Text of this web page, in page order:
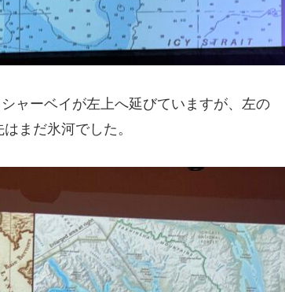
ャーベイが左上へ延びていますが、左の
まだ氷河でした。